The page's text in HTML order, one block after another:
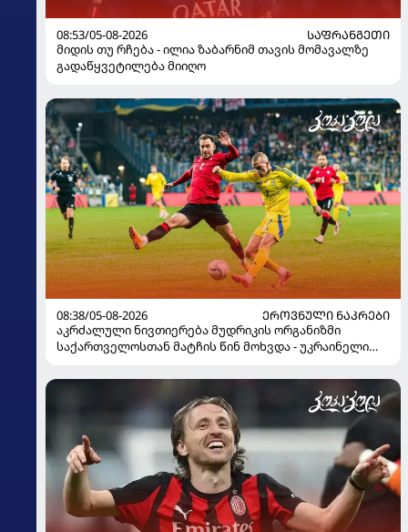
08:53/05-08-2026
ᲡᲐᲤᲠᲐᲜᲒᲔᲗᲘ
მიდის თუ რჩება - ილია ზაბარნიმ თავის მომავალზე
გადაწყვეტილება მიიღო
08:38/05-08-2026
ᲔᲠᲝᲕᲜᲣᲚᲘ ᲜᲐᲙᲠᲔᲑᲘ
აკრძალული ნივთიერება მუდრიკის ორგანიზმი
საქართველოსთან მატჩის წინ მოხვდა - უკრაინელი
ინფორმაციას ავრცელებს